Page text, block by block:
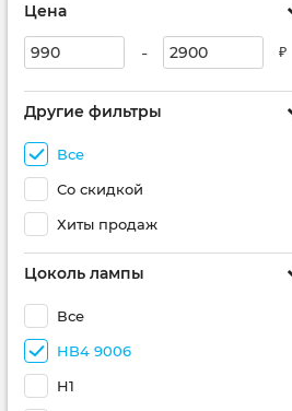
Цена
- ₽
Другие фильтры
Все
Со скидкой
Хиты продаж
Цоколь лампы
Все
HB4 9006
H1